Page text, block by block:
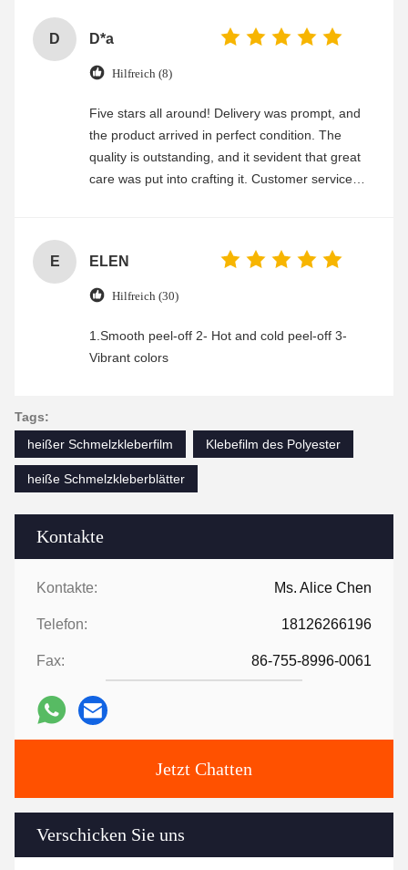
Kontakte
Kontakte: Ms. Alice Chen
Telefon: 18126266196
Fax: 86-755-8996-0061
Jetzt Chatten
Verschicken Sie uns
D D*a
Hilfreich (8)
Five stars all around! Delivery was prompt, and
the product arrived in perfect condition. The
quality is outstanding, and it sevident that great
care was put into crafting it. Customer service
E ELEN
Hilfreich (30)
1.Smooth peel-off 2- Hot and cold peel-off 3-
Vibrant colors
Tags:
heißer Schmelzkleberfilm
Klebefilm des Polyester
heiße Schmelzkleberblätter